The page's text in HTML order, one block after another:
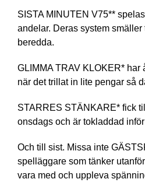
SISTA MINUTEN V75**
andelar. Deras system
beredda.
GLIMMA TRAV KLOKER* har
när det trillat in lite pengar så
STARRES STÄNKARE* fick
onsdags och är tokladdad
Och till sist. Missa inte
spelläggare som tänker
vara med och uppleva